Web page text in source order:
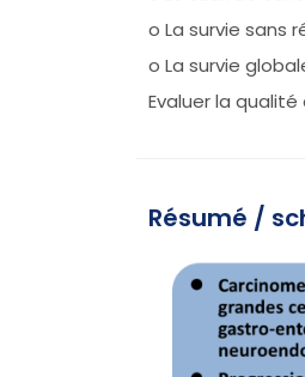
o La survie sans
o La survie
Evaluer la
Résumé /